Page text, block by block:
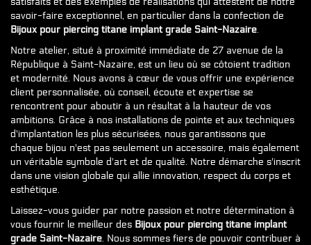
savoir-faire exceptionnel, en particulier dans la confection de
Bijoux pour piercing titane implant grade Saint-Nazaire.
Notre atelier, situé à proximité immédiate de 27 avenue de la
République à Saint-Nazaire, est un lieu où se côtoient tradition
et modernité. Nous avons à cœur de vous offrir une expérience
client personnalisée, où conseil, écoute et expertise se
rencontrent pour aboutir à un résultat à la hauteur de vos
ambitions. Grâce à nos installations de pointe et aux techniques
d'implantation les plus sécurisées, nous garantissons que
chaque bijou n'est pas seulement un accessoire, mais également
un véritable symbole d'art et de qualité. Notre démarche s'inscrit
dans une vision globale qui allie innovation, respect du corps et
esthétique.
Laissez-vous guider par notre passion et notre détermination à
vous fournir le meilleur des Bijoux pour piercing titane implant
grade Saint-Nazaire. Nous sommes fiers de pouvoir contribuer à